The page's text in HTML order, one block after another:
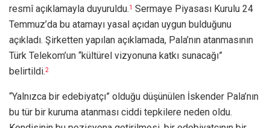
resmî açıklamayla duyuruldu.1 Sermaye Piyasası Kurulu 24
Temmuz’da bu atamayı yasal açıdan uygun bulduğunu
açıkladı. Şirketten yapılan açıklamada, Pala’nın atanmasının
Türk Telekom’un “kültürel vizyonuna katkı sunacağı”
belirtildi.2
“Yalnızca bir edebiyatçı” olduğu düşünülen İskender Pala’nın
bu tür bir kuruma atanması ciddi tepkilere neden oldu.